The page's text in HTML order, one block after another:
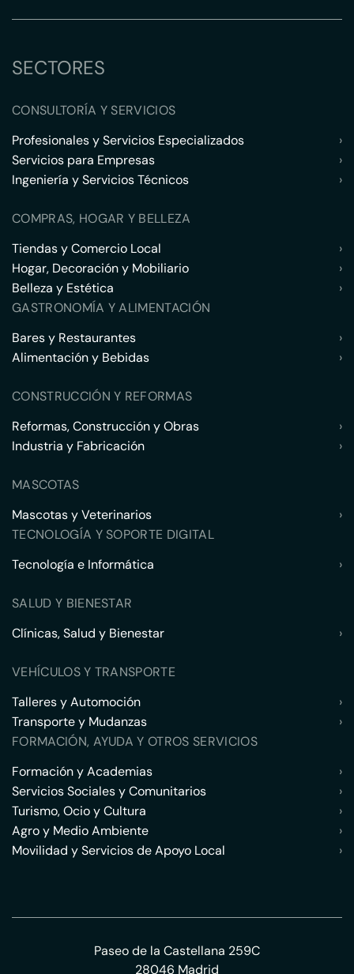
SECTORES
CONSULTORÍA Y SERVICIOS
Profesionales y Servicios Especializados
›
Servicios para Empresas
›
Ingeniería y Servicios Técnicos
›
COMPRAS, HOGAR Y BELLEZA
Tiendas y Comercio Local
›
Hogar, Decoración y Mobiliario
›
Belleza y Estética
›
GASTRONOMÍA Y ALIMENTACIÓN
Bares y Restaurantes
›
Alimentación y Bebidas
›
CONSTRUCCIÓN Y REFORMAS
Reformas, Construcción y Obras
›
Industria y Fabricación
›
MASCOTAS
Mascotas y Veterinarios
›
TECNOLOGÍA Y SOPORTE DIGITAL
Tecnología e Informática
›
SALUD Y BIENESTAR
Clínicas, Salud y Bienestar
›
VEHÍCULOS Y TRANSPORTE
Talleres y Automoción
›
Transporte y Mudanzas
›
FORMACIÓN, AYUDA Y OTROS SERVICIOS
Formación y Academias
›
Servicios Sociales y Comunitarios
›
Turismo, Ocio y Cultura
›
Agro y Medio Ambiente
›
Movilidad y Servicios de Apoyo Local
›
Paseo de la Castellana 259C
28046 Madrid